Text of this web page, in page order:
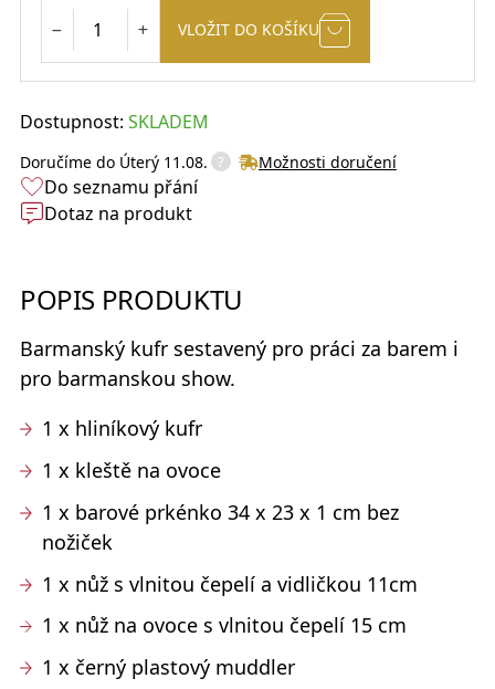
VLOŽIT DO KOŠÍKU
Dostupnost: SKLADEM
Doručíme do Úterý 11.08. ? Možnosti doručení
Do seznamu přání
Dotaz na produkt
POPIS PRODUKTU
Barmanský kufr sestavený pro práci za barem i
pro barmanskou show.
1 x hliníkový kufr
1 x kleště na ovoce
1 x barové prkénko 34 x 23 x 1 cm bez
nožiček
1 x nůž s vlnitou čepelí a vidličkou 11cm
1 x nůž na ovoce s vlnitou čepelí 15 cm
1 x černý plastový muddler